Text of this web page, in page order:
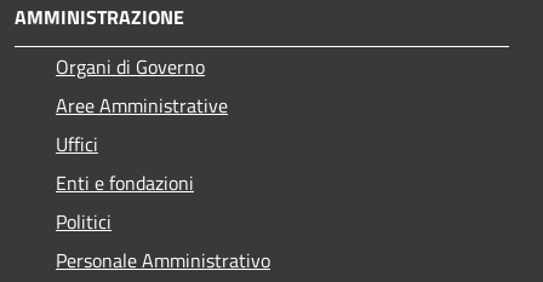
AMMINISTRAZIONE
Organi di Governo
Aree Amministrative
Uffici
Enti e fondazioni
Politici
Personale Amministrativo